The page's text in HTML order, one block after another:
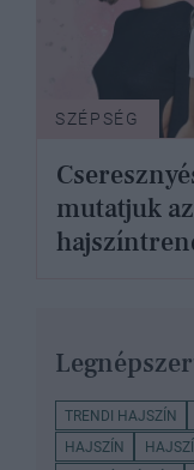
SZÉPSÉG
mutatjuk
TRENDI HAJSZÍN
HAJSZÍN